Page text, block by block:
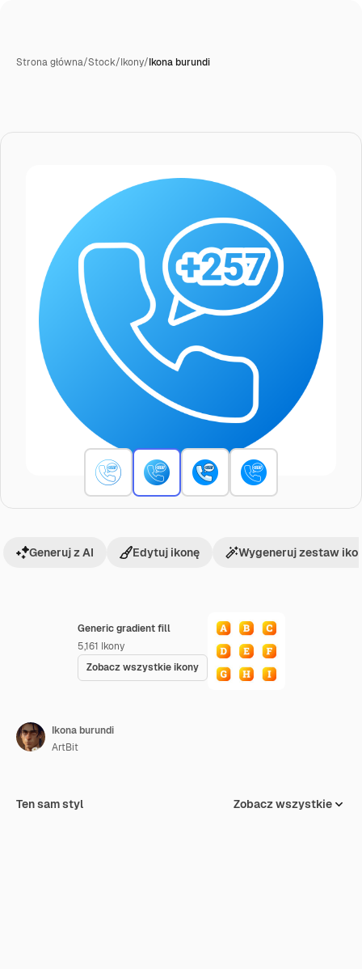
Strona główna/Stock/Ikony/Ikona burundi
Generic gradient fill
5,161 Ikony
Zobacz wszystkie ikony
Generuj z AI Edytuj ikonę Wygeneruj zestaw
Ikona burundi
ArtBit
Ten sam styl Zobacz wszystkie